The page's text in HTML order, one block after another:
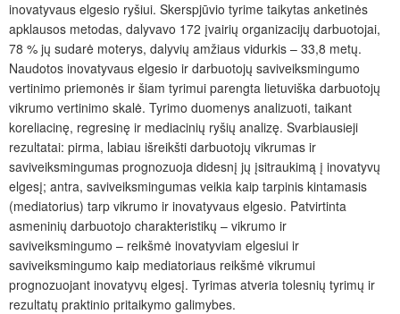
inovatyvaus elgesio ryšiui. Skerspjūvio tyrime taikytas anketinės
apklausos metodas, dalyvavo 172 įvairių organizacijų darbuotojai,
78 % jų sudarė moterys, dalyvių amžiaus vidurkis – 33,8 metų.
Naudotos inovatyvaus elgesio ir darbuotojų saviveiksmingumo
vertinimo priemonės ir šiam tyrimui parengta lietuviška darbuotojų
vikrumo vertinimo skalė. Tyrimo duomenys analizuoti, taikant
koreliacinę, regresinę ir mediacinių ryšių analizę. Svarbiausieji
rezultatai: pirma, labiau išreikšti darbuotojų vikrumas ir
saviveiksmingumas prognozuoja didesnį jų įsitraukimą į inovatyvų
elgesį; antra, saviveiksmingumas veikia kaip tarpinis kintamasis
(mediatorius) tarp vikrumo ir inovatyvaus elgesio. Patvirtinta
asmeninių darbuotojo charakteristikų – vikrumo ir
saviveiksmingumo – reikšmė inovatyviam elgesiui ir
saviveiksmingumo kaip mediatoriaus reikšmė vikrumui
prognozuojant inovatyvų elgesį. Tyrimas atveria tolesnių tyrimų ir
rezultatų praktinio pritaikymo galimybes.